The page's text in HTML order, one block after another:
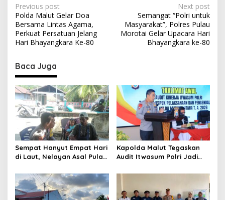
P
o
s
t
n
a
v
i
g
a
t
i
o
n
Previous post
Polda Malut Gelar Doa
Bersama Lintas Agama,
Perkuat Persatuan Jelang
Hari Bhayangkara Ke-80
Next post
Semangat “Polri untuk
Masyarakat”, Polres Pulau
Morotai Gelar Upacara Hari
Bhayangkara ke-80
Baca Juga
Sempat Hanyut Empat Hari
di Laut, Nelayan Asal Pulau
Pantai Tawakali Morotai
Utara
Kapolda Malut Tegaskan
Audit Itwasum Polri Jadi
Akuntabilitas dan Kinerja